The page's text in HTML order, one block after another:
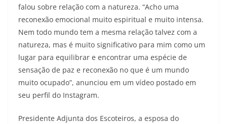
falou sobre relação com a natureza. “Acho uma
reconexão emocional muito espiritual e muito intensa.
Nem todo mundo tem a mesma relação talvez com a
natureza, mas é muito significativo para mim como um
lugar para equilibrar e encontrar uma espécie de
sensação de paz e reconexão no que é um mundo
muito ocupado”, anunciou em um vídeo postado em
seu perfil do Instagram.
Presidente Adjunta dos Escoteiros, a esposa do